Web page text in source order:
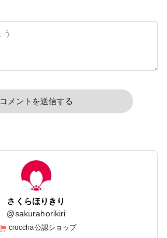
コメントを送信する
さくらほりきり
@sakurahorikiri
croccha公認ショップ